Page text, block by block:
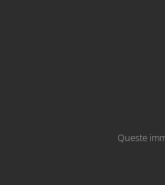
Queste